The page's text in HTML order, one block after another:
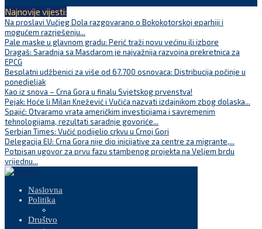
Najnovije vijesti:
Na proslavi Vučjeg Dola razgovarano o Bokokotorskoj eparhiji i
mogućem razrješenju...
Pale maske u glavnom gradu: Perić traži novu većinu ili izbore
Dragaš: Saradnja sa Masdarom je najvažnija razvojna prekretnica za
EPCG
Besplatni udžbenici za više od 67.700 osnovaca: Distribucija počinje u
ponedjeljak
Kao iz snova – Crna Gora u finalu Svjetskog prvenstva!
Pejak: Hoće li Milan Knežević i Vučića nazvati izdajnikom zbog dolaska...
Spajić: Otvaramo vrata američkim investicijama i savremenim
tehnologijama, rezultati saradnje govoriće...
Serbian Times: Vučić podijelio crkvu u Crnoj Gori
Delegacija EU: Crna Gora nije dio inicijative za centre za migrante,...
Potpisan ugovor za prvu fazu stambenog projekta na Veljem brdu
vrijednu...
Naslovna
Politika
Društvo